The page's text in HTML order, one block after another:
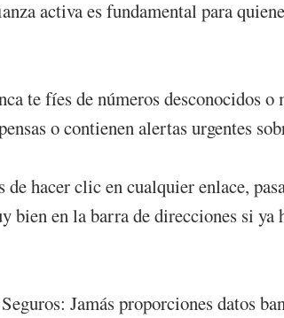
activa es fundamental para
te fíes de números desconocidos o
o contienen alertas urgentes
hacer clic en cualquier enlace,
en la barra de direcciones si ya
Jamás proporciones datos